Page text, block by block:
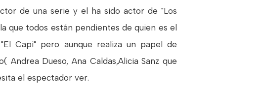
de una serie y el ha sido actor de "Los
que todos están pendientes de quien es el
Capi" pero aunque realiza un papel de
Dueso, Ana Caldas,Alicia Sanz que
el espectador ver.